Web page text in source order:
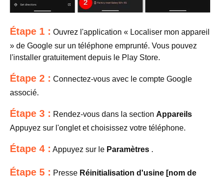
Étape 1 : Ouvrez l'application « Localiser mon appareil
» de Google sur un téléphone emprunté. Vous pouvez
l'installer gratuitement depuis le Play Store.
Étape 2 : Connectez-vous avec le compte Google
associé.
Étape 3 : Rendez-vous dans la section Appareils
Appuyez sur l'onglet et choisissez votre téléphone.
Étape 4 : Appuyez sur le Paramètres .
Étape 5 : Presse Réinitialisation d'usine [nom de